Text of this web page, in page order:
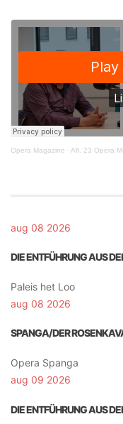
Opera Magazine · Afl. 23 Opera
aug 08 2026
DIE ENTFÜHRUNG AUS
Paleis het Loo
aug 08 2026
SPANGA/DER
Opera Spanga
aug 09 2026
DIE ENTFÜHRUNG AUS